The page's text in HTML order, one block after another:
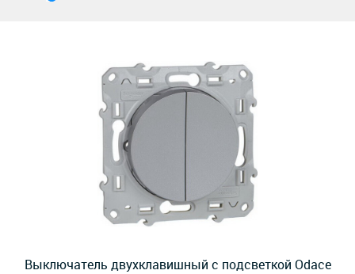
Выключатель двухклавишный с подсветкой Odace